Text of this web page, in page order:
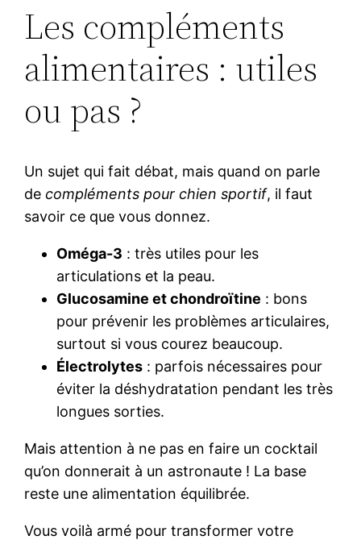
Les compléments
alimentaires : utiles
ou pas ?
Un sujet qui fait débat, mais quand on parle
decompléments pour chien sportif, il faut
savoir ce que vous donnez.
Oméga-3 : très utiles pour les
articulations et la peau.
Glucosamine et chondroïtine : bons
pour prévenir les problèmes articulaires,
surtout si vous courez beaucoup.
Électrolytes : parfois nécessaires pour
éviter la déshydratation pendant les très
longues sorties.
Mais attention à ne pas en faire un cocktail
qu’on donnerait à un astronaute ! La base
reste une alimentation équilibrée.
Vous voilà armé pour transformer votre